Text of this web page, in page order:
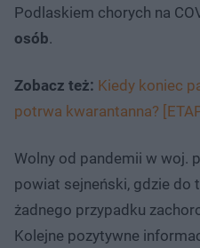
Podlaskiem chorych na
osób.
Zobacz też: Kiedy koniec
potrwa kwarantanna?
Wolny od pandemii w woj.
powiat sejneński, gdzie do
żadnego przypadku
Kolejne pozytywne